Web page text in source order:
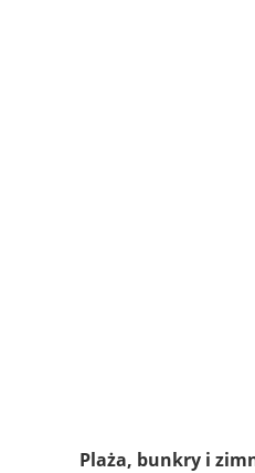
Plaża, bunkry i